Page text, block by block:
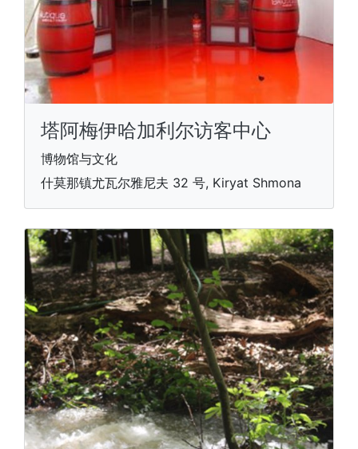
塔阿梅伊哈加利尔访客中心
博物馆与文化
什莫那镇尤瓦尔雅尼夫 32 号, Kiryat Shmona